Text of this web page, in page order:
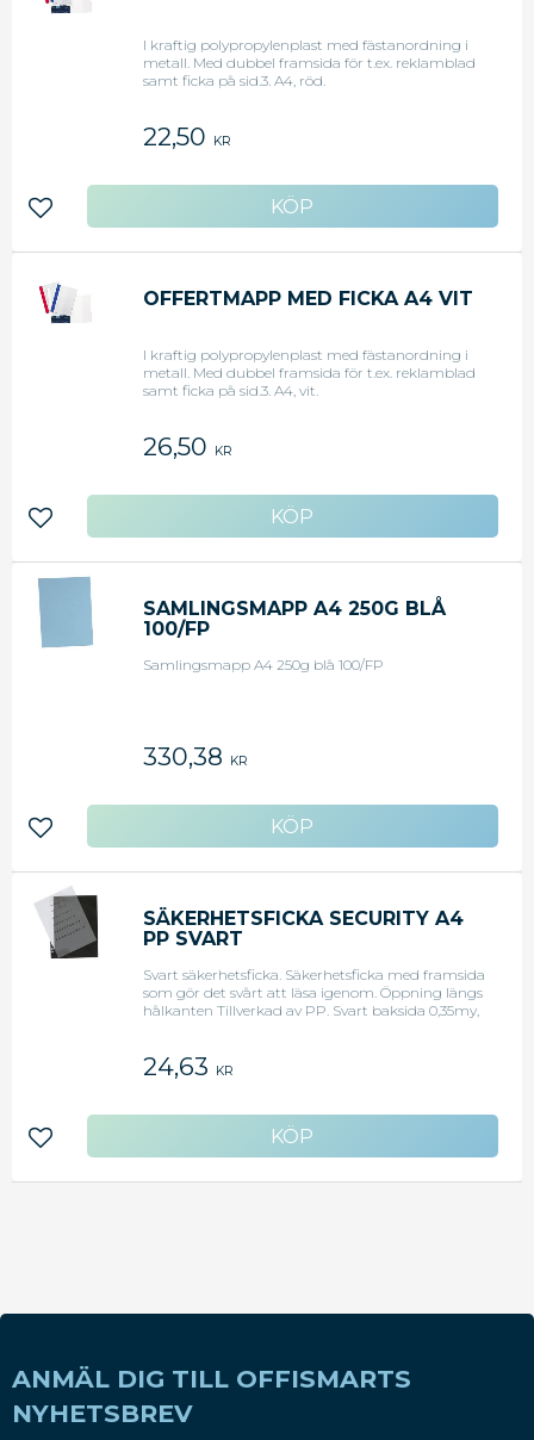
I kraftig polypropylenplast med fästanordning i
metall. Med dubbel framsida för t.ex. reklamblad
samt ficka på sid.3. A4, röd.
22,50 KR
Lägg till i favoriter
OFFERTMAPP MED FICKA A4 VIT
I kraftig polypropylenplast med fästanordning i
metall. Med dubbel framsida för t.ex. reklamblad
samt ficka på sid.3. A4, vit.
26,50 KR
Lägg till i favoriter
SAMLINGSMAPP A4 250G BLÅ
100/FP
Samlingsmapp A4 250g blå 100/FP
330,38 KR
Lägg till i favoriter
SÄKERHETSFICKA SECURITY A4
PP SVART
Svart säkerhetsficka. Säkerhetsficka med framsida
som gör det svårt att läsa igenom. Öppning längs
hålkanten Tillverkad av PP. Svart baksida 0,35my,
24,63 KR
Lägg till i favoriter
ANMÄL DIG TILL OFFISMARTS
NYHETSBREV